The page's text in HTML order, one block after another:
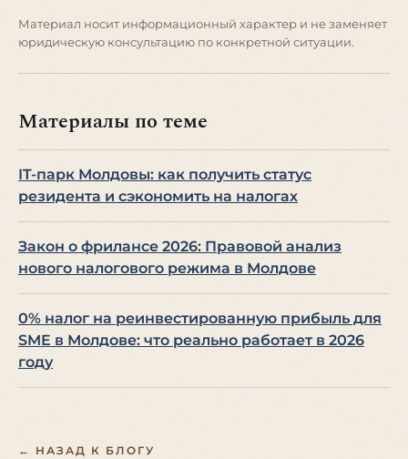
Материал носит информационный характер и не заменяет
юридическую консультацию по конкретной ситуации.
Материалы по теме
IT-парк Молдовы: как получить статус
резидента и сэкономить на налогах
Закон о фрилансе 2026: Правовой анализ
нового налогового режима в Молдове
0% налог на реинвестированную прибыль для
SME в Молдове: что реально работает в 2026
году
← НАЗАД К БЛОГУ